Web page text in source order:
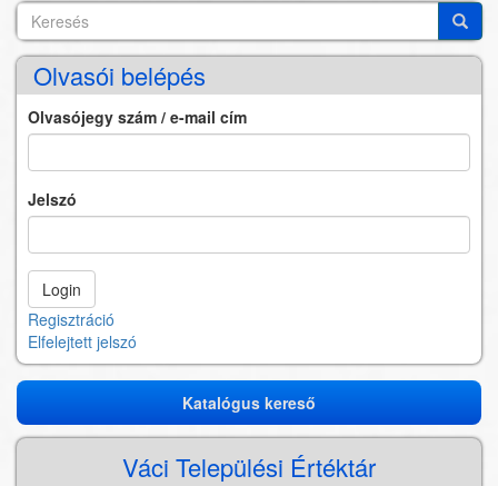
Search
Keresés
Olvasói belépés
Olvasójegy szám / e-mail cím
Jelszó
Regisztráció
Elfelejtett jelszó
Katalógus
kereső
Katalógus kereső
Váci Települési Értéktár